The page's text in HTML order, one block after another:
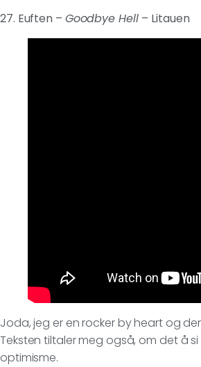
27. Euften – Goodbye Hell – Litauen
Joda, jeg er en rocker by heart og
Teksten tiltaler meg også, om det å
optimisme.